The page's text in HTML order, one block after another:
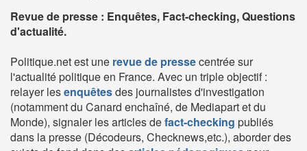
Revue de presse : Enquêtes, Fact-checking, Questions
d'actualité.
Politique.net est une revue de pressecentrée sur
l'actualité politique en France. Avec un triple objectif :
relayer lesenquêtesdes journalistes d'investigation
(notamment du Canard enchaîné, de Mediapart et du
Monde), signaler les articles defact-checking publiés
dans la presse (Décodeurs, Checknews,etc.), aborder des